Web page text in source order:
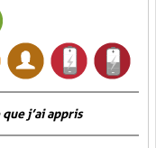
j’ai appris